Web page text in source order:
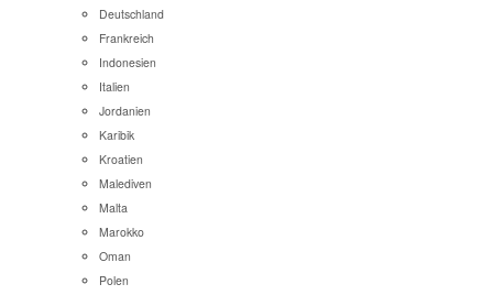
Deutschland
Frankreich
Indonesien
Italien
Jordanien
Karibik
Kroatien
Malediven
Malta
Marokko
Oman
Polen